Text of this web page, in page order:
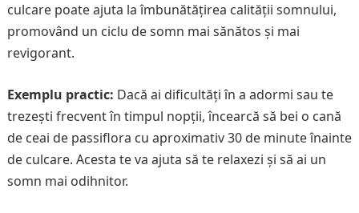
culcare poate ajuta la îmbunătățirea calității somnului,
promovând un ciclu de somn mai sănătos și mai
revigorant.
Exemplu practic: Dacă ai dificultăți în a adormi sau te
trezești frecvent în timpul nopții, încearcă să bei o cană
de ceai de passiflora cu aproximativ 30 de minute înainte
de culcare. Acesta te va ajuta să te relaxezi și să ai un
somn mai odihnitor.